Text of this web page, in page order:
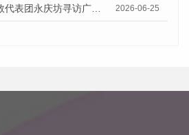
2026-06-25